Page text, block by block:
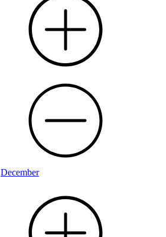
December